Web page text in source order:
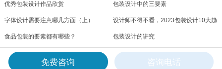
优秀包装设计作品欣赏 包装设计中的三要素
字体设计需要注意哪几方面（上） 设计师不得不看，2023包装设计10大趋
势!(1)
食品包装的要素都有哪些？ 包装设计的讲究
产品包装的6要素你知道几个？ 未来的包装设计应该更具有什么样的发
免费咨询 咨询电话